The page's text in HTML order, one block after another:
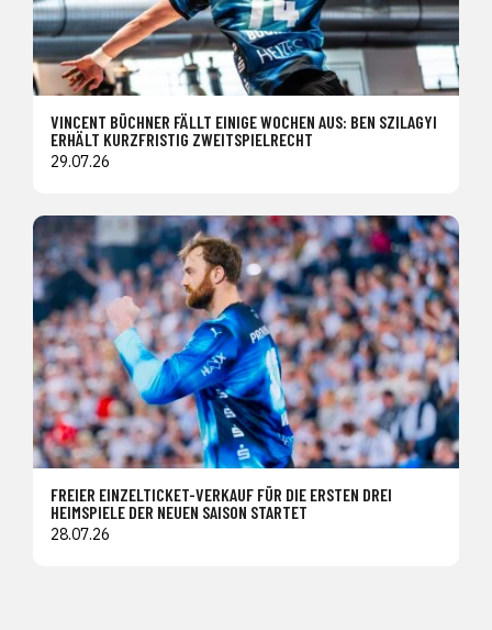
VINCENT BÜCHNER FÄLLT EINIGE WOCHEN AUS: BEN SZILAGYI
ERHÄLT KURZFRISTIG ZWEITSPIELRECHT
29.07.26
FREIER EINZELTICKET-VERKAUF FÜR DIE ERSTEN DREI
HEIMSPIELE DER NEUEN SAISON STARTET
28.07.26